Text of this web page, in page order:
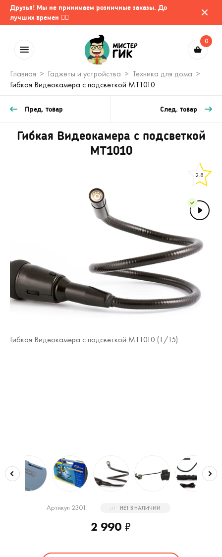
Друзья! Мы не принимаем розничные заказы. До
лучших времен 🤷‍♂️
0
Главная Гаджеты и устройства
Техника для дома
Гибкая Видеокамера с подсветкой MT1010
Пред. товар След. товар
Гибкая Видеокамера с подсветкой
MT1010
2.8
Гибкая Видеокамера с подсветкой MT1010 (1 /15)
Артикул 2301 НЕТ В НАЛИЧИИ
2 990 ₽